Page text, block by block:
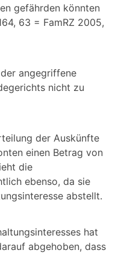
gefährden könnten
63 = FamRZ 2005,
angegriffene
nicht zu
der Auskünfte
einen Betrag von
die
ebenso, da sie
abstellt.
hat
abgehoben, dass